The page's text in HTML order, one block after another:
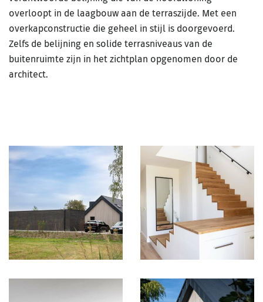
overloopt in de laagbouw aan de terraszijde. Met een
overkapconstructie die geheel in stijl is doorgevoerd.
Zelfs de belijning en solide terrasniveaus van de
buitenruimte zijn in het zichtplan opgenomen door de
architect.